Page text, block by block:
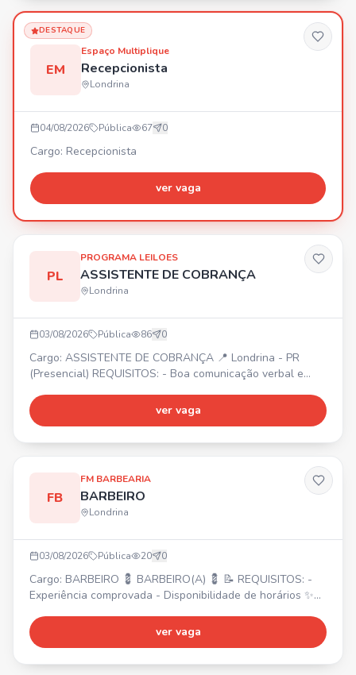
simpática e saiba encantar clientes. 📍 Centro de Londrin
DESTAQUE
EM
Espaço Multiplique
Recepcionista
Londrina
04/08/2026 Pública 67 0
Cargo: Recepcionista
ver vaga
PL
PROGRAMA LEILOES
ASSISTENTE DE COBRANÇA
Londrina
03/08/2026 Pública 86 0
Cargo: ASSISTENTE DE COBRANÇA 📍 Londrina - PR
(Presencial) REQUISITOS: - Boa comunicação verbal e
Ensino médio completo - Experiência prévia com cobrança
ou áreas financeiras (desejável) BENEFÍCIOS: - Plano de
ver vaga
FB
FM BARBEARIA
BARBEIRO
Londrina
03/08/2026 Pública 20 0
Cargo: BARBEIRO 💈 BARBEIRO(A) 💈 📝 REQUISITOS: -
Experiência comprovada - Disponibilidade de horários ✨
ótimos ganhos no Shopping Boulevard. 💰 Envie seu
contato!
ver vaga